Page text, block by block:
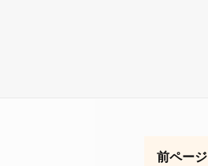
前ページ